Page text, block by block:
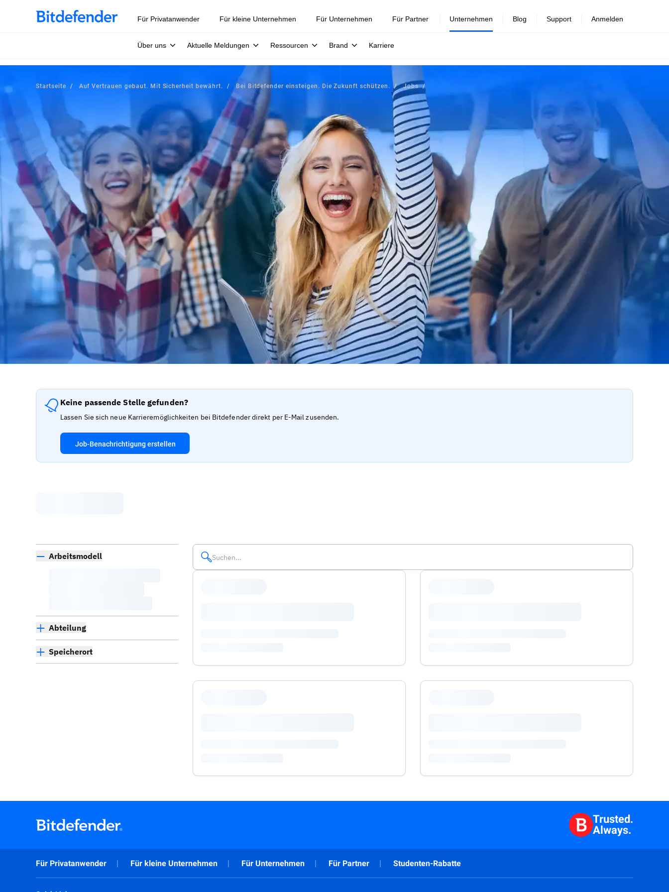
Für Privatanwender Für kleine Unternehmen Für Unternehmen Für Partner Unternehmen
Über uns Aktuelle Meldungen Ressourcen Brand Karriere
Blog Support Anmelden
Startseite Auf Vertrauen gebaut. Mit Sicherheit bewährt. Bei Bitdefender einsteigen. Die Zukunft schützen. Jobs
Keine passende Stelle gefunden?
Lassen Sie sich neue Karrieremöglichkeiten bei Bitdefender direkt per E-Mail zusenden.
Job-Benachrichtigung erstellen
Arbeitsmodell
Abteilung
Speicherort
Trusted.
Always.
Für Privatanwender Für kleine Unternehmen Für Unternehmen Für Partner Studenten-Rabatte